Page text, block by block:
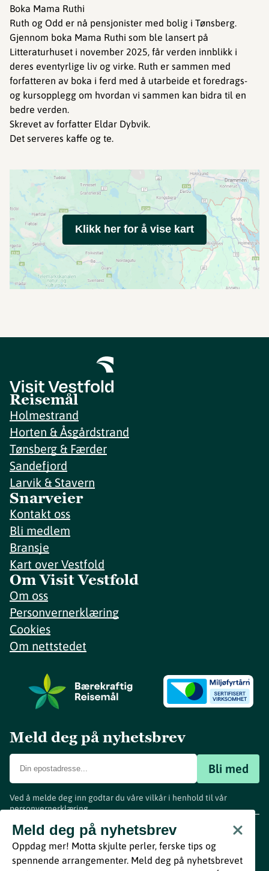
Boka Mama Ruthi
Ruth og Odd er nå pensjonister med bolig i Tønsberg.
Gjennom boka Mama Ruthi som ble lansert på
Litteraturhuset i november 2025, får verden innblikk i
deres eventyrlige liv og virke. Ruth er sammen med
forfatteren av boka i ferd med å utarbeide et foredrags-
og kursopplegg om hvordan vi sammen kan bidra til en
bedre verden.
Skrevet av forfatter Eldar Dybvik.
Det serveres kaffe og te.
Klikk her for å vise kart
Reisemål
Holmestrand
Horten & Åsgårdstrand
Tønsberg & Færder
Sandefjord
Larvik & Stavern
Snarveier
Kontakt oss
Bli medlem
Bransje
Kart over Vestfold
Om Visit Vestfold
Om oss
Personvernerklæring
Cookies
Om nettstedet
Meld deg på nyhetsbrev
Bli med
Ved å melde deg inn godtar du våre vilkår i henhold til vår
personvernerklæring.
Meld deg på nyhetsbrev
Oppdag mer! Motta skjulte perler, ferske tips og
spennende arrangementer. Meld deg på nyhetsbrevet
www.visitvestfold.com
Turistinformasjon
Vestfold Fylkeskommune